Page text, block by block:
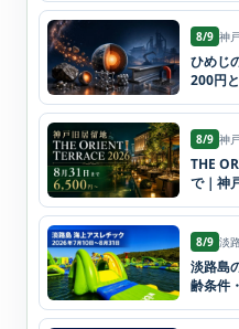
8/9 神
ひめじ
200円
8/9 神
THE
で｜神
8/9 淡
淡路島
齢条件